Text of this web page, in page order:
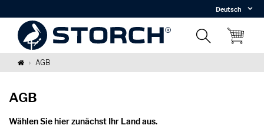
Deutsch
AGB
AGB
Wählen Sie hier zunächst Ihr Land aus.